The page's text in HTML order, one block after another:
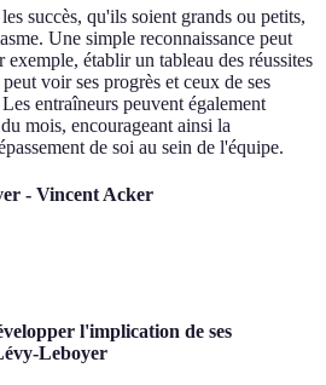
succès, qu'ils soient grands ou petits,
Une simple reconnaissance peut
établir un tableau des réussites
voir ses progrès et ceux de ses
entraîneurs peuvent également
mois, encourageant ainsi la
de soi au sein de l'équipe.
- Vincent Acker
l'implication de ses
Leboyer